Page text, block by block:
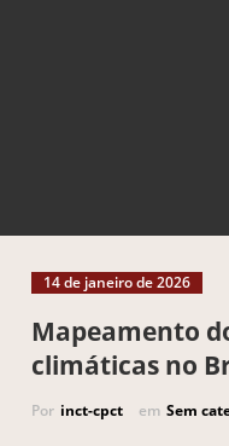
14 de janeiro de 2026
Mapeamento
climáticas no
Por inct-cpct em Sem